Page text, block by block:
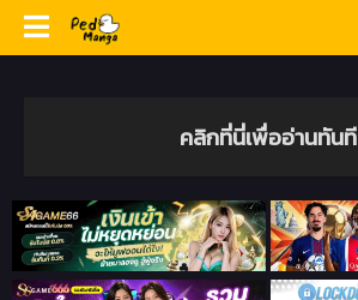
คลิกที่นี่เพื่ออ่านทันที